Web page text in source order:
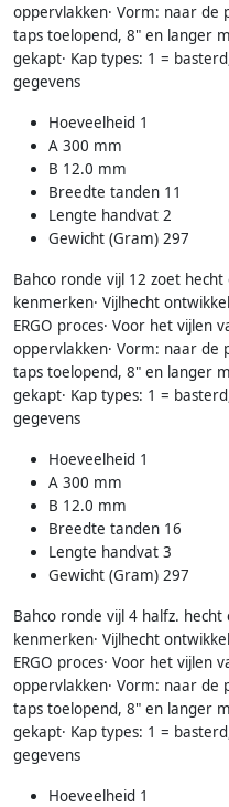
oppervlakken· Vorm: naar de
taps toelopend, 8" en langer
gekapt· Kap types: 1 =
gegevens
Hoeveelheid 1
A 300 mm
B 12.0 mm
Breedte tanden 11
Lengte handvat 2
Gewicht (Gram) 297
Bahco ronde vijl 12 zoet
kenmerken· Vijlhecht
ERGO proces· Voor het vijlen
oppervlakken· Vorm: naar de
taps toelopend, 8" en langer
gekapt· Kap types: 1 =
gegevens
Hoeveelheid 1
A 300 mm
B 12.0 mm
Breedte tanden 16
Lengte handvat 3
Gewicht (Gram) 297
Bahco ronde vijl 4 halfz.
kenmerken· Vijlhecht
ERGO proces· Voor het vijlen
oppervlakken· Vorm: naar de
taps toelopend, 8" en langer
gekapt· Kap types: 1 =
gegevens
Hoeveelheid 1